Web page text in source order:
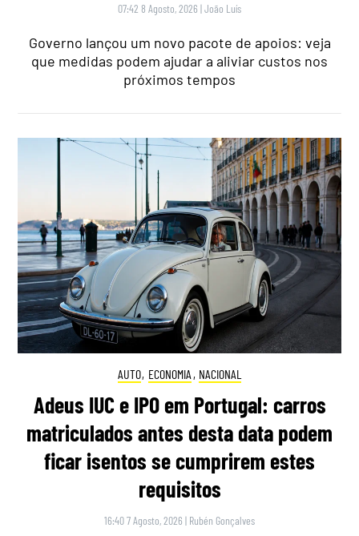
07:42 8 Agosto, 2026 |João Luís
Governo lançou um novo pacote de apoios: veja
que medidas podem ajudar a aliviar custos nos
próximos tempos
AUTO, ECONOMIA , NACIONAL
Adeus IUC e IPO em Portugal: carros
matriculados antes desta data podem
ficar isentos se cumprirem estes
requisitos
16:40 7 Agosto, 2026 | Rubén Gonçalves